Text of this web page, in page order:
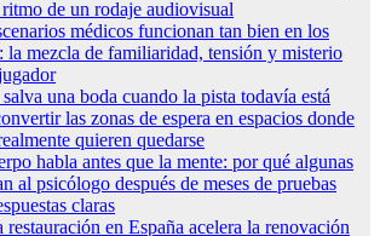
de un rodaje audiovisual
médicos funcionan tan bien en los
la mezcla de familiaridad, tensión y misterio
una boda cuando la pista todavía está
las zonas de espera en espacios donde
quieren quedarse
habla antes que la mente: por qué algunas
al psicólogo después de meses de pruebas
claras
restauración en España acelera la renovación